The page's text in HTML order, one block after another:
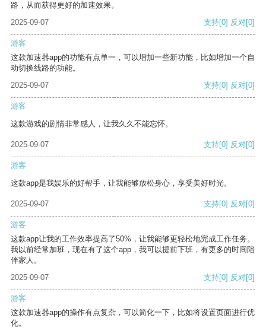
路，从而获得更好的加速效果。
2025-09-07
支持[0] 反对[0]
游客
这款加速器app的功能有点单一，可以增加一些新功能，比如增加一个自
动切换线路的功能。
2025-09-07
支持[0] 反对[0]
游客
这款游戏的剧情非常感人，让我久久不能忘怀。
2025-09-07 支持[0] 反对[0]
游客
这款app是我娱乐的好帮手，让我能够放松身心，享受美好时光。
2025-09-07 支持[0] 反对[0]
游客
这款app让我的工作效率提高了50%，让我能够更轻松地完成工作任务。
我以前经常加班，现在有了这个app，我可以提前下班，有更多的时间陪
伴家人。
2025-09-07
支持[0] 反对[0]
游客
这款加速器app的操作有点复杂，可以简化一下，比如将设置页面进行优
化。